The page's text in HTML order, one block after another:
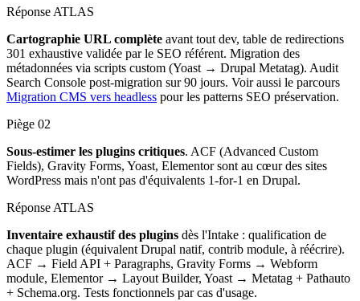
Réponse ATLAS
Cartographie URL complète avant tout dev, table de redirections
301 exhaustive validée par le SEO référent. Migration des
métadonnées via scripts custom (Yoast → Drupal Metatag). Audit
Search Console post-migration sur 90 jours. Voir aussi le parcours
Migration CMS vers headless pour les patterns SEO préservation.
Piège 02
Sous-estimer les plugins critiques. ACF (Advanced Custom
Fields), Gravity Forms, Yoast, Elementor sont au cœur des sites
WordPress mais n'ont pas d'équivalents 1-for-1 en Drupal.
Réponse ATLAS
Inventaire exhaustif des plugins dès l'Intake : qualification de
chaque plugin (équivalent Drupal natif, contrib module, à réécrire).
ACF → Field API + Paragraphs, Gravity Forms → Webform
module, Elementor → Layout Builder, Yoast → Metatag + Pathauto
+ Schema.org. Tests fonctionnels par cas d'usage.